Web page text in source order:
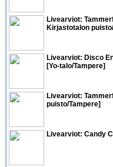
Livearviot:
Kirjastotalon
Livearviot: Disco
[Yo-talo/Tampere]
Livearviot:
puisto/Tampere]
Livearviot: Candy